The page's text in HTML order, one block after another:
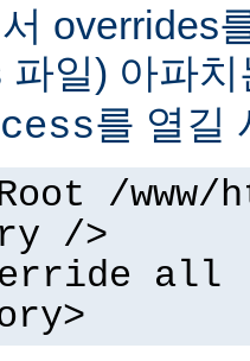
overrides
파일) 아파
를 열길
/www/
/>
all